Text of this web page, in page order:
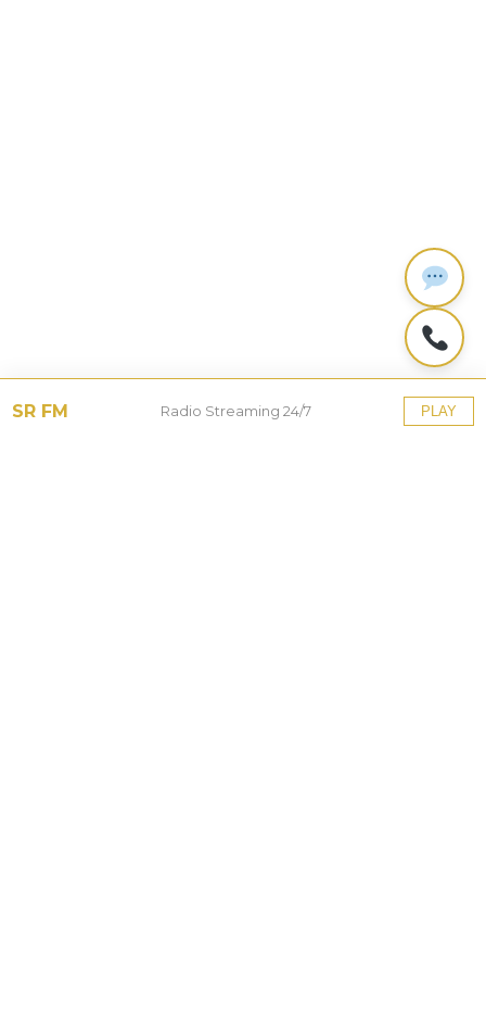
SR FM Radio Streaming 24/7 PLAY